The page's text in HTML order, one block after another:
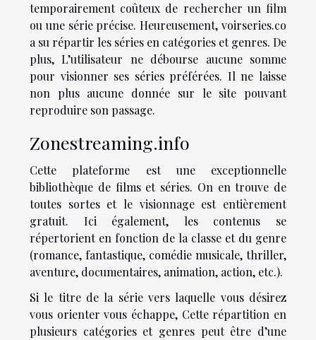
temporairement coûteux de rechercher un film
ou une série précise. Heureusement, voirseries.co
a su répartir les séries en catégories et genres. De
plus, L’utilisateur ne débourse aucune somme
pour visionner ses séries préférées. Il ne laisse
non plus aucune donnée sur le site pouvant
reproduire son passage.
Zonestreaming.info
Cette plateforme est une exceptionnelle
bibliothèque de films et séries. On en trouve de
toutes sortes et le visionnage est entièrement
gratuit. Ici également, les contenus se
répertorient en fonction de la classe et du genre
(romance, fantastique, comédie musicale, thriller,
aventure, documentaires, animation, action, etc.).
Si le titre de la série vers laquelle vous désirez
vous orienter vous échappe, Cette répartition en
plusieurs catégories et genres peut être d’une